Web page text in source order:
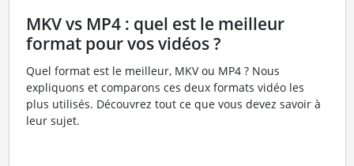
MKV vs MP4 : quel est le meilleur
format pour vos vidéos ?
Quel format est le meilleur, MKV ou MP4 ? Nous
expliquons et comparons ces deux formats vidéo les
plus utilisés. Découvrez tout ce que vous devez savoir à
leur sujet.